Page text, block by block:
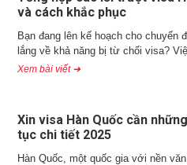
và cách khắc phục
Bạn đang lên kế hoạch cho chuyến
lắng về khả năng bị từ chối visa?
Xem bài viết ➜
Xin visa Hàn Quốc cần
tục chi tiết 2025
Hàn Quốc, một quốc gia với nền